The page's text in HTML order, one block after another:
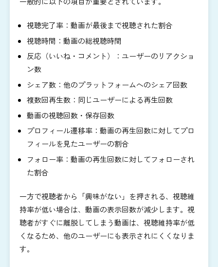
視聴完了率：動画が最後まで視聴された割合
視聴時間：動画の総視聴時間
反応（いいね・コメント）：ユーザーのリアクショ
ン数
シェア数：他のプラットフォームへのシェア回数
複数回再生数：同じユーザーによる再生回数
動画の視聴回数・保存回数
プロフィール遷移率：動画の再生回数に対してプロ
フィールを見たユーザーの割合
フォロー率：動画の再生回数に対してフォローされ
た割合
一方で視聴者から「興味がない」を押される、視聴維
持率が低い場合は、動画の表示回数が減少します。視
聴者がすぐに離脱してしまう動画は、視聴維持率が低
くなるため、他のユーザーにも表示されにくくなりま
す。